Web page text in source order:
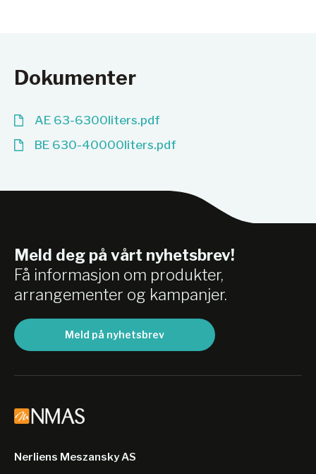
Dokumenter
AE 63-6300liters.pdf
BE 630-40000liters.pdf
Meld deg på vårt nyhetsbrev!
Få informasjon om produkter,
arrangementer og kampanjer.
Meld på nyhetsbrev
Nerliens Meszansky AS